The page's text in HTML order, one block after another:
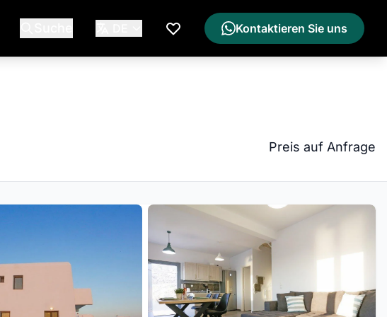
Meine Wunschliste
Kontaktieren Sie uns
Preis auf Anfrage